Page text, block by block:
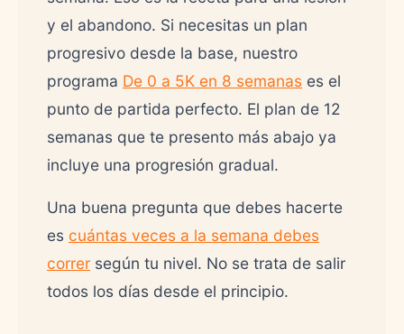
y el abandono. Si necesitas un plan
progresivo desde la base, nuestro
programa De 0 a 5K en 8 semanas es el
punto de partida perfecto. El plan de 12
semanas que te presento más abajo ya
incluye una progresión gradual.
Una buena pregunta que debes hacerte
es cuántas veces a la semana debes
correr según tu nivel. No se trata de salir
todos los días desde el principio.